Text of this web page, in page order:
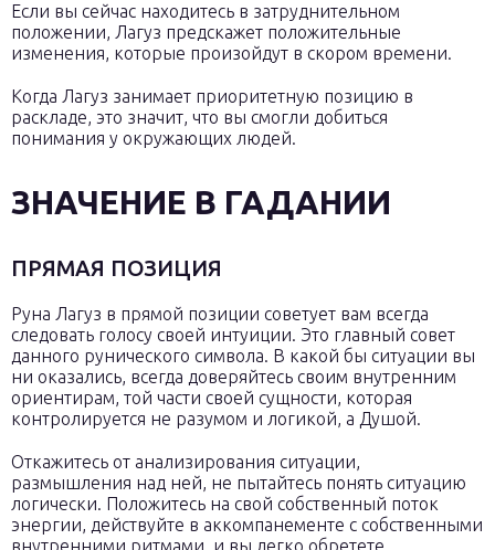
Если вы сейчас находитесь в затруднительном
положении, Лагуз предскажет положительные
изменения, которые произойдут в скором времени.
Когда Лагуз занимает приоритетную позицию в
раскладе, это значит, что вы смогли добиться
понимания у окружающих людей.
ЗНАЧЕНИЕ В ГАДАНИИ
ПРЯМАЯ ПОЗИЦИЯ
Руна Лагуз в прямой позиции советует вам всегда
следовать голосу своей интуиции. Это главный совет
данного рунического символа. В какой бы ситуации вы
ни оказались, всегда доверяйтесь своим внутренним
ориентирам, той части своей сущности, которая
контролируется не разумом и логикой, а Душой.
Откажитесь от анализирования ситуации,
размышления над ней, не пытайтесь понять ситуацию
логически. Положитесь на свой собственный поток
энергии, действуйте в аккомпанементе с собственными
внутренними ритмами, и вы легко обретете